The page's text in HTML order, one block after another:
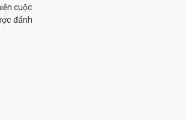
cuộc
đánh